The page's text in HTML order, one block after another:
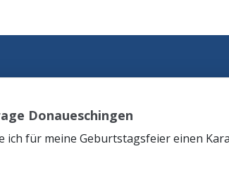
Donaueschingen
ich für meine Geburtstagsfeier einen